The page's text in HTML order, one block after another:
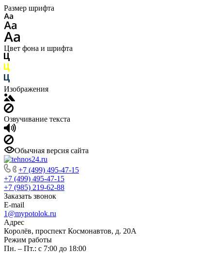
Размер шрифта
Цвет фона и шрифта
Изображения
Озвучивание текста
Обычная версия сайта
+7 (499) 495-47-15
+7 (499) 495-47-15
+7 (985) 219-62-88
Заказать звонок
E-mail
1@mypotolok.ru
Адрес
Королёв, проспект Космонавтов, д. 20А
Режим работы
Пн. – Пт.: с 7:00 до 18:00